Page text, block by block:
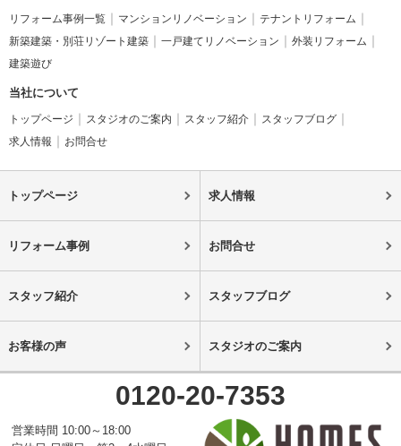
リフォーム事例一覧 マンションリノベーション
テナントリフォーム
新築建築・別荘リゾート建築
一戸建てリノベーション
外装リフォーム
建築遊び
当社について
トップページ スタジオのご案内 スタッフ紹介
スタッフブログ
求人情報
お問合せ
トップページ 求人情報
リフォーム事例 お問合せ
スタッフ紹介 スタッフブログ
お客様の声 スタジオのご案内
0120-20-7353
営業時間 10:00～18:00